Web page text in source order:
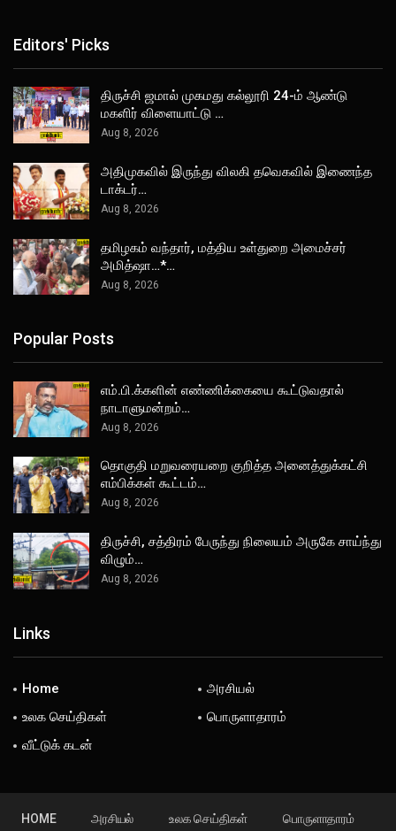
Editors' Picks
திருச்சி ஜமால் முகமது கல்லூரி 24-ம் ஆண்டு
மகளிர் விளையாட்டு …
Aug 8, 2026
அதிமுகவில் இருந்து விலகி தவெகவில் இணைந்த
டாக்டர்…
Aug 8, 2026
தமிழகம் வந்தார், மத்திய உள்துறை அமைச்சர்
அமித்ஷா…*…
Aug 8, 2026
Popular Posts
எம்.பி.க்களின் எண்ணிக்கையை கூட்டுவதால்
நாடாளுமன்றம்…
Aug 8, 2026
தொகுதி மறுவரையறை குறித்த அனைத்துக்கட்சி
எம்பிக்கள் கூட்டம்…
Aug 8, 2026
திருச்சி, சத்திரம் பேருந்து நிலையம் அருகே சாய்ந்து
விழும்…
Aug 8, 2026
Links
Home
அரசியல்
உலக செய்திகள்
பொருளாதாரம்
வீட்டுக் கடன்
HOME அரசியல் உலக செய்திகள் பொருளாதாரம்